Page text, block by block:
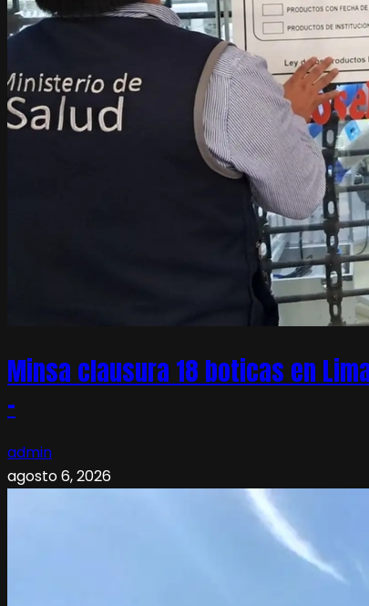
Minsa clausura 18 boticas en
–
admin
agosto 6, 2026